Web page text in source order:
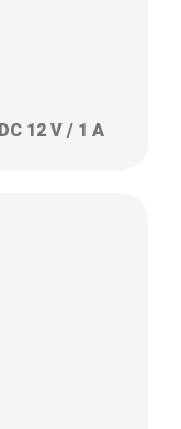
12 V / 1 A